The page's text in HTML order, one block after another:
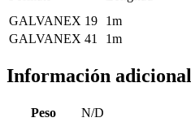
GALVANEX 19
1m
GALVANEX 41
1m
Información adicional
Peso
N/D